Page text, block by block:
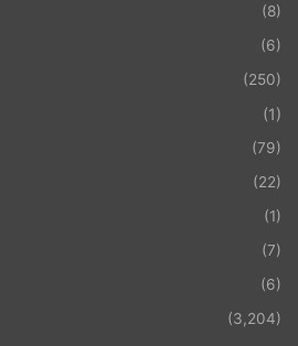
(8)
(6)
(250)
(1)
(79)
(22)
(1)
(7)
(6)
(3,204)